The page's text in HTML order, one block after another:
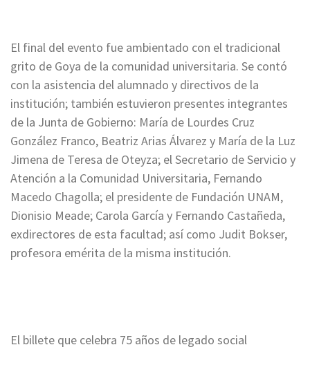
El final del evento fue ambientado con el tradicional
grito de Goya de la comunidad universitaria. Se contó
con la asistencia del alumnado y directivos de la
institución; también estuvieron presentes integrantes
de la Junta de Gobierno: María de Lourdes Cruz
González Franco, Beatriz Arias Álvarez y María de la Luz
Jimena de Teresa de Oteyza; el Secretario de Servicio y
Atención a la Comunidad Universitaria, Fernando
Macedo Chagolla; el presidente de Fundación UNAM,
Dionisio Meade; Carola García y Fernando Castañeda,
exdirectores de esta facultad; así como Judit Bokser,
profesora emérita de la misma institución.
El billete que celebra 75 años de legado social